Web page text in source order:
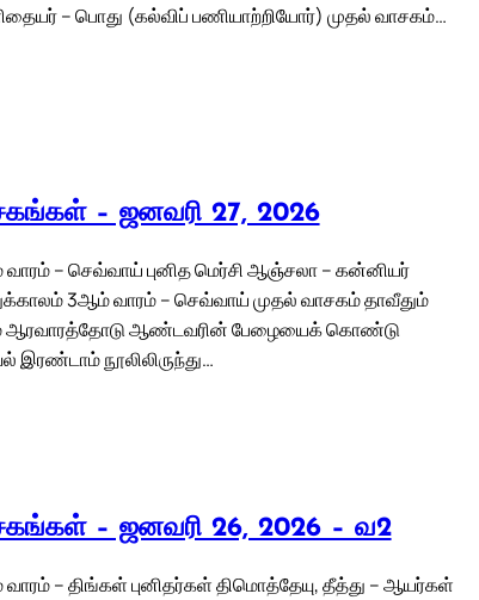
– பொது (கல்விப் பணியாற்றியோர்) முதல் வாசகம்…
– ஜனவரி 27, 2026
– செவ்வாய் புனித மெர்சி ஆஞ்சலா – கன்னியர்
3ஆம் வாரம் – செவ்வாய் முதல் வாசகம் தாவீதும்
ஆரவாரத்தோடு ஆண்டவரின் பேழையைக் கொண்டு
இரண்டாம் நூலிலிருந்து…
– ஜனவரி 26, 2026 – வ2
– திங்கள் புனிதர்கள் திமொத்தேயு, தீத்து – ஆயர்கள்